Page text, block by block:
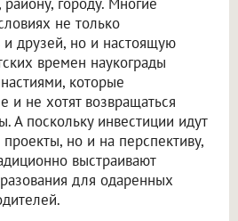
не только
друзей, но и настоящую
времен наукограды
которые
и не хотят возвращаться
А поскольку инвестиции идут
но и на перспективу,
выстраивают
для одаренных